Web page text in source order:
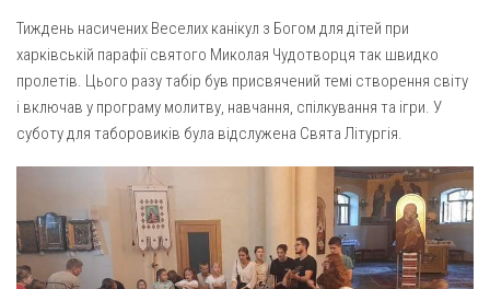
Покрови Пресвятої Богородиці (с. Вільча)
Преображенська парафія (м. Лозова)
Парафія Благовіщення Пресвятої Богородиці (смт
Золочів)
Парафія Різдва Пресвятої Богородиці м. Берестин
(Красноград)
Парохії Полтавської області
Пресвятої Трійці (м. Полтава)
Надруковані числа
Молитви
Галерея
Рух pro-life
Тиждень насичених Веселих канікул з Богом для дітей при
харківській парафії святого Миколая Чудотворця так швидко
пролетів. Цього разу табір був присвячений темі створення світу
і включав у програму молитву, навчання, спілкування та ігри. У
суботу для таборовиків була відслужена Свята Літургія.